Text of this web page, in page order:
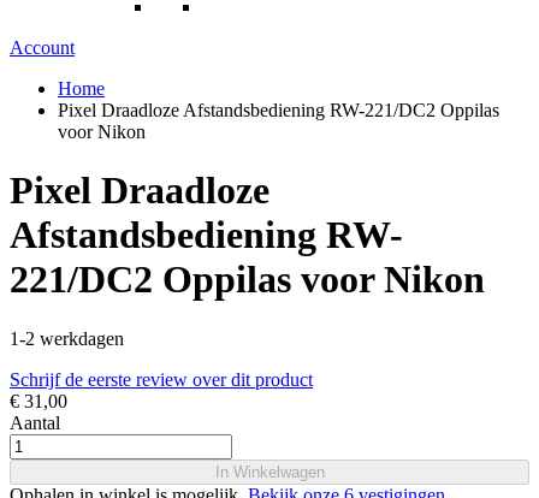
Account
Home
Pixel Draadloze Afstandsbediening RW-221/DC2 Oppilas
voor Nikon
Pixel Draadloze
Afstandsbediening RW-
221/DC2 Oppilas voor Nikon
1-2 werkdagen
Schrijf de eerste review over dit product
€ 31,00
Aantal
In Winkelwagen